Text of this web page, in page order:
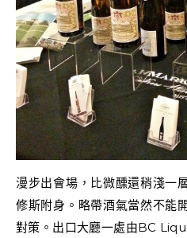
漫步出會場，比微醺還稍淺一
修斯附身。略帶酒氣當然不能
對策。出口大廳一處由BC